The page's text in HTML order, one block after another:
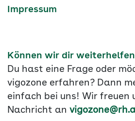
Impressum
Können wir dir
Du hast eine Frage oder
vigozone erfahren? Dann
einfach bei uns! Wir freuen
Nachricht an